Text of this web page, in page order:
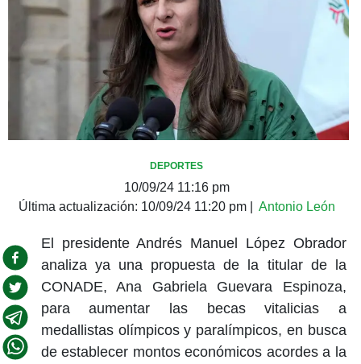
DEPORTES
10/09/24 11:16 pm
Última actualización: 10/09/24 11:20 pm| Antonio León
El presidente Andrés Manuel López Obrador
analiza ya una propuesta de la titular de la
CONADE, Ana Gabriela Guevara Espinoza,
para aumentar las becas vitalicias a
medallistas olímpicos y paralímpicos, en busca
de establecer montos económicos acordes a la